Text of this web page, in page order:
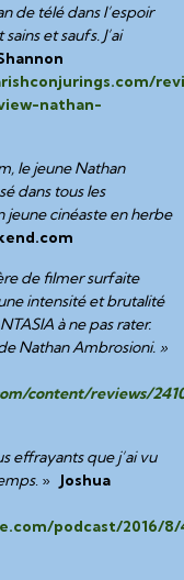
de télé dans l’espoir
et saufs. J’ai
nathan-
le jeune Nathan
dans tous les
jeune cinéaste en herbe
de filmer surfaite
intensité et brutalité
à ne pas rater.
Nathan Ambrosioni. »
content/reviews/
effrayants que j’ai vu
. » Joshua
podcast/2016/